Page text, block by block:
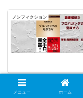
ノンフィクション
ノンフィクション
メニュー ホーム